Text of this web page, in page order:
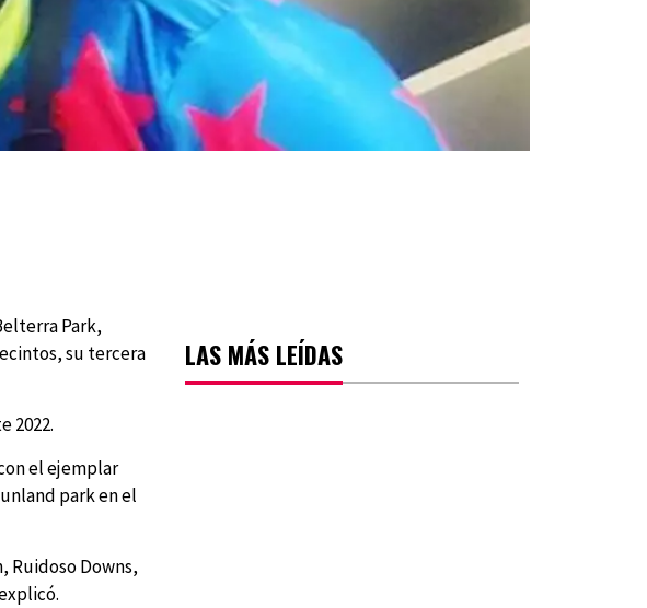
Park,
su tercera
2022.
el ejemplar
park en el
Ruidoso Downs,
LAS MÁS LEÍDAS